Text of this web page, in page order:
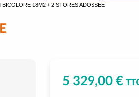
BICOLORE 18M2 + 2 STORES ADOSSÉE
5 329,00 €